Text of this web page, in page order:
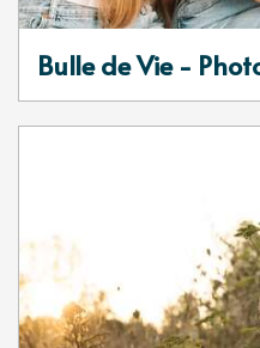
Bulle de Vie -